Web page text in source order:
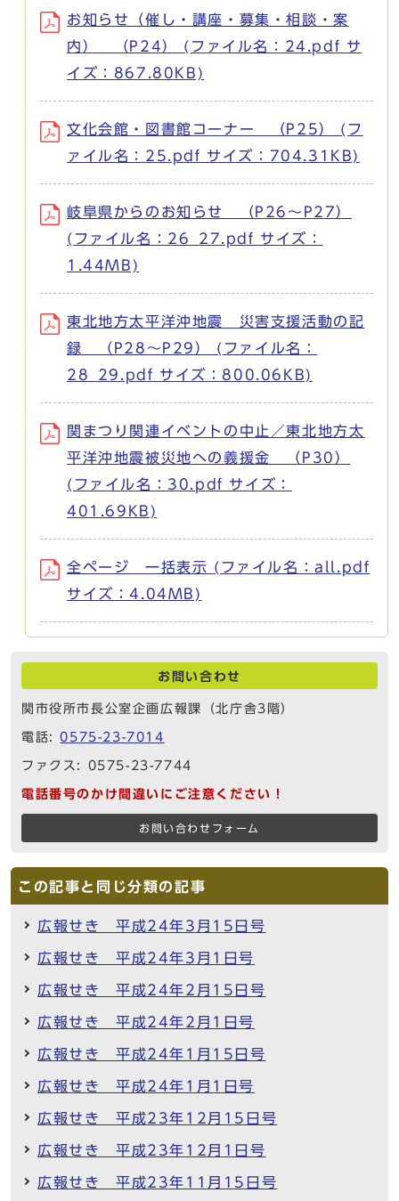
お知らせ（催し・講座・募集・相談・案
内） （P24） (ファイル名：24.pdf サ
イズ：867.80KB)
文化会館・図書館コーナー （P25） (フ
ァイル名：25.pdf サイズ：704.31KB)
岐阜県からのお知らせ （P26～P27）
(ファイル名：26_27.pdf サイズ：
1.44MB)
東北地方太平洋沖地震 災害支援活動の記
録 （P28～P29） (ファイル名：
28_29.pdf サイズ：800.06KB)
関まつり関連イベントの中止／東北地方太
平洋沖地震被災地への義援金 （P30）
(ファイル名：30.pdf サイズ：
401.69KB)
全ページ 一括表示 (ファイル名：all.pdf
サイズ：4.04MB)
お問い合わせ
関市役所市長公室企画広報課（北庁舎3階）
電話:0575-23-7014
ファクス: 0575-23-7744
電話番号のかけ間違いにご注意ください！
お問い合わせフォーム
この記事と同じ分類の記事
広報せき 平成24年3月15日号
広報せき 平成24年3月1日号
広報せき 平成24年2月15日号
広報せき 平成24年2月1日号
広報せき 平成24年1月15日号
広報せき 平成24年1月1日号
広報せき 平成23年12月15日号
広報せき 平成23年12月1日号
広報せき 平成23年11月15日号